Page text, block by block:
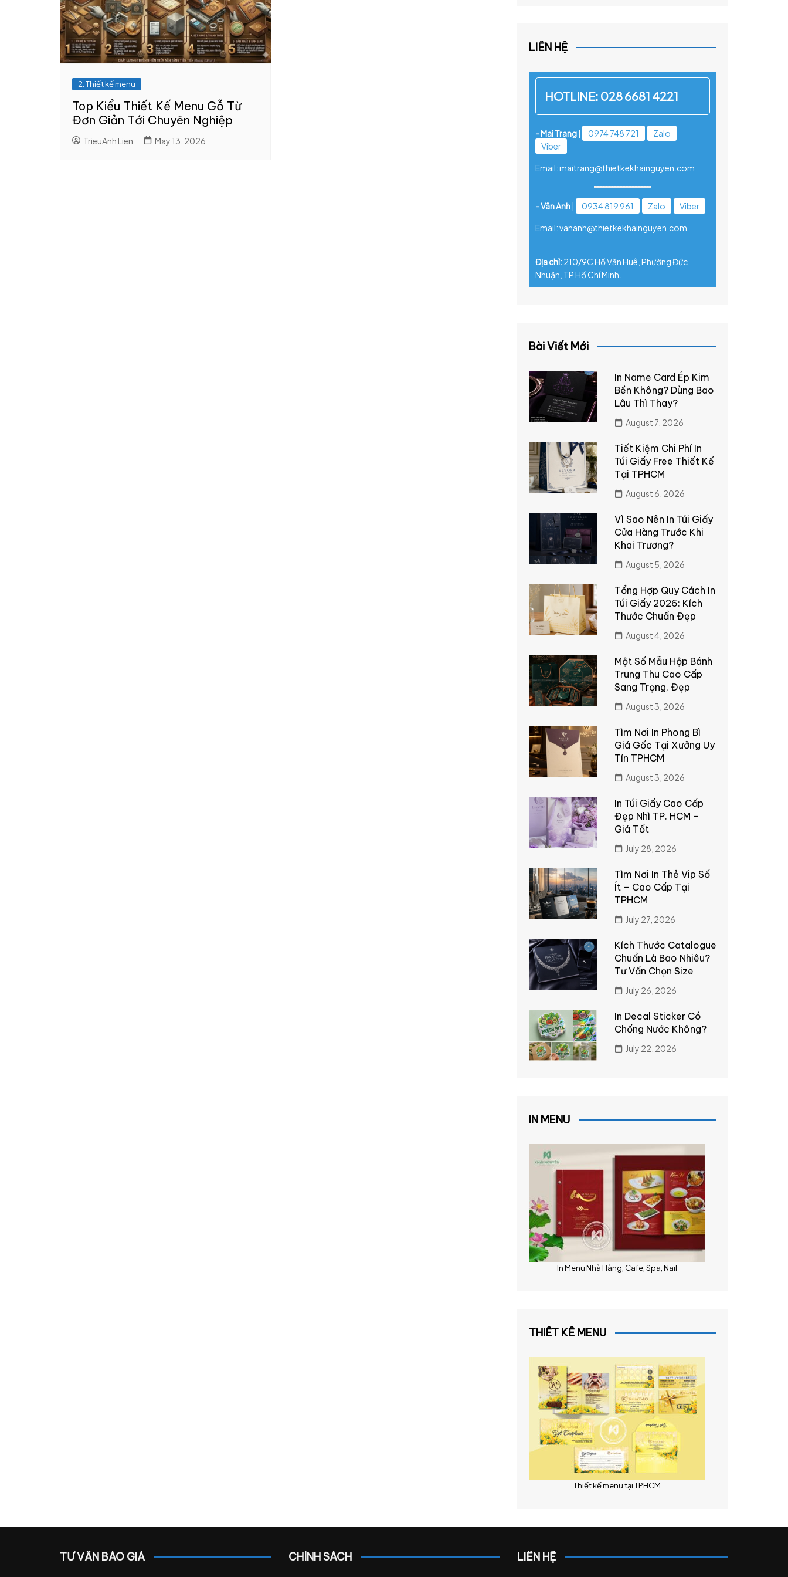
8. In brochure
9. In profile
10. In nhanh catalogue
8. Thiết kế Catalogue
9. Thiết kế profile – hồ sơ
năng lực
2. Thiết kế menu
Top Kiểu Thiết Kế Menu Gỗ Từ
Đơn Giản Tới Chuyên Nghiệp
TrieuAnh Lien May 13, 2026
LIÊN HỆ
HOTLINE: 028 6681 4221
- Mai Trang| 0974 748 721
Zalo
Viber
Email: maitrang@thietkekhainguyen.com
- Vân Anh| 0934 819 961 Zalo Viber
Email: vananh@thietkekhainguyen.com
Địa chỉ:210/9C Hồ Văn Huê, Phường Đức
Nhuận, TP Hồ Chí Minh.
Bài Viết Mới
In Name Card Ép Kim
Bền Không? Dùng Bao
Lâu Thì Thay?
August 7, 2026
Tiết Kiệm Chi Phí In
Túi Giấy Free Thiết Kế
Tại TPHCM
August 6, 2026
Vì Sao Nên In Túi Giấy
Cửa Hàng Trước Khi
Khai Trương?
August 5, 2026
Tổng Hợp Quy Cách In
Túi Giấy 2026: Kích
Thước Chuẩn Đẹp
August 4, 2026
Một Số Mẫu Hộp Bánh
Trung Thu Cao Cấp
Sang Trọng, Đẹp
August 3, 2026
Tìm Nơi In Phong Bì
Giá Gốc Tại Xưởng Uy
Tín TPHCM
August 3, 2026
In Túi Giấy Cao Cấp
Đẹp Nhì TP. HCM –
Giá Tốt
July 28, 2026
Tìm Nơi In Thẻ Vip Số
Ít – Cao Cấp Tại
TPHCM
July 27, 2026
Kích Thước Catalogue
Chuẩn Là Bao Nhiêu?
Tư Vấn Chọn Size
July 26, 2026
In Decal Sticker Có
Chống Nước Không?
July 22, 2026
IN MENU
In Menu Nhà Hàng, Cafe, Spa, Nail
THIẾT KẾ MENU
Thiết kế menu tại TPHCM
TƯ VẤN BÁO GIÁ CHÍNH SÁCH LIÊN HỆ